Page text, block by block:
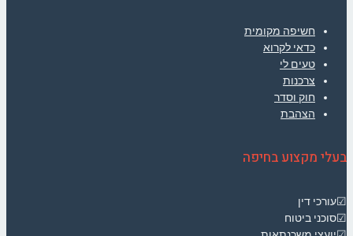
חשיפה מקומית
כדאי לקרוא
טעים לי
צרכנות
חוק וסדר
הצהבת
בעלי מקצוע בחיפה
☑עורכי דין
☑סוכני ביטוח